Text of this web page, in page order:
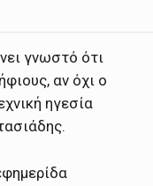
γνωστό ότι
αν όχι ο
ηγεσία